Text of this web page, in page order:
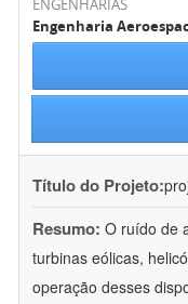
ENGENHARIAS
Engenharia
Título do Projeto:
Resumo: O ruído de
turbinas eólicas,
operação desses